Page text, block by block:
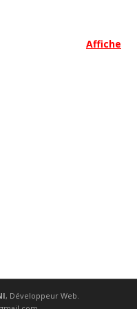
Affiche
, Développeur Web.